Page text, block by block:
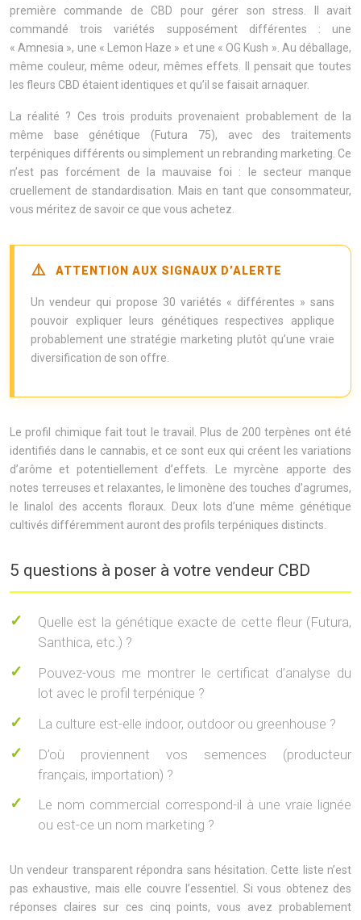
première commande de CBD pour gérer son stress. Il avait
commandé trois variétés supposément différentes : une
« Amnesia », une « Lemon Haze » et une « OG Kush ». Au déballage,
même couleur, même odeur, mêmes effets. Il pensait que toutes
les fleurs CBD étaient identiques et qu’il se faisait arnaquer.
La réalité ? Ces trois produits provenaient probablement de la
même base génétique (Futura 75), avec des traitements
terpéniques différents ou simplement un rebranding marketing. Ce
n’est pas forcément de la mauvaise foi : le secteur manque
cruellement de standardisation. Mais en tant que consommateur,
vous méritez de savoir ce que vous achetez.
ATTENTION AUX SIGNAUX D’ALERTE
Un vendeur qui propose 30 variétés « différentes » sans
pouvoir expliquer leurs génétiques respectives applique
probablement une stratégie marketing plutôt qu’une vraie
diversification de son offre.
Le profil chimique fait tout le travail. Plus de 200 terpènes ont été
identifiés dans le cannabis, et ce sont eux qui créent les variations
d’arôme et potentiellement d’effets. Le myrcène apporte des
notes terreuses et relaxantes, le limonène des touches d’agrumes,
le linalol des accents floraux. Deux lots d’une même génétique
cultivés différemment auront des profils terpéniques distincts.
5 questions à poser à votre vendeur CBD
Quelle est la génétique exacte de cette fleur (Futura,
Santhica, etc.) ?
Pouvez-vous me montrer le certificat d’analyse du
lot avec le profil terpénique ?
La culture est-elle indoor, outdoor ou greenhouse ?
D’où proviennent vos semences (producteur
français, importation) ?
Le nom commercial correspond-il à une vraie lignée
ou est-ce un nom marketing ?
Un vendeur transparent répondra sans hésitation. Cette liste n’est
pas exhaustive, mais elle couvre l’essentiel. Si vous obtenez des
réponses claires sur ces cinq points, vous avez probablement